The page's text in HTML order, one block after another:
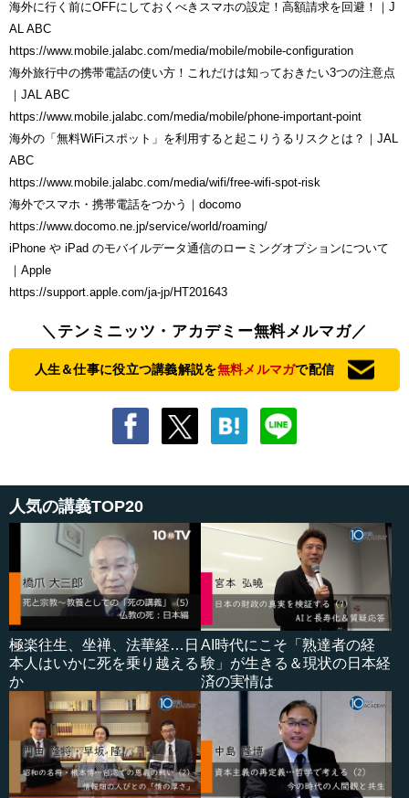
海外に行く前にOFFにしておくべきスマホの設定！高額請求を回避！｜J
AL ABC
https://www.mobile.jalabc.com/media/mobile/mobile-configuration
海外旅行中の携帯電話の使い方！これだけは知っておきたい3つの注意点
｜JAL ABC
https://www.mobile.jalabc.com/media/mobile/phone-important-point
海外の「無料WiFiスポット」を利用すると起こりうるリスクとは？｜JAL
ABC
https://www.mobile.jalabc.com/media/wifi/free-wifi-spot-risk
海外でスマホ・携帯電話をつかう｜docomo
https://www.docomo.ne.jp/service/world/roaming/
iPhone や iPad のモバイルデータ通信のローミングオプションについて
｜Apple
https://support.apple.com/ja-jp/HT201643
＼テンミニッツ・アカデミー無料メルマガ／
人生＆仕事に役立つ講義解説を無料メルマガで配信
人気の講義TOP20
極楽往生、坐禅、法華経…日
本人はいかに死を乗り越える
か
AI時代にこそ「熟達者の経
験」が生きる＆現状の日本経
済の実情は